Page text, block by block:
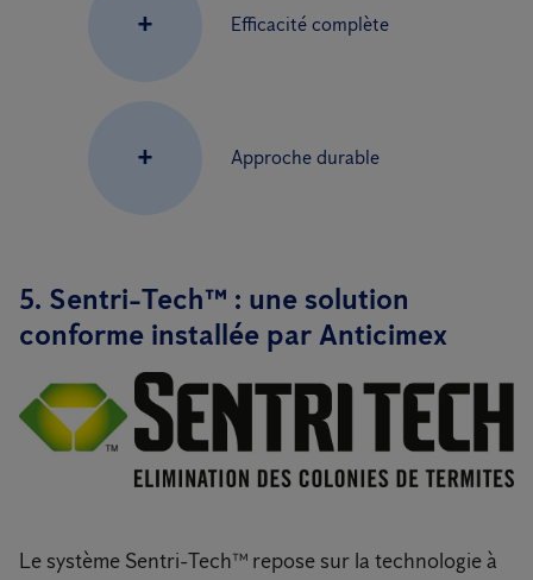
+ Efficacité complète
+ Approche durable
5. Sentri-Tech™ : une solution
conforme installée par Anticimex
Le système Sentri-Tech™ repose sur la technologie à